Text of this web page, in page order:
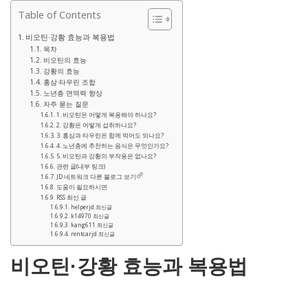
Table of Contents
비오틴·강황 효능과 복용법
목차
비오틴의 효능
강황의 효능
홍삼·타우린 조합
노년층 면역력 향상
자주 묻는 질문
1. 비오틴은 어떻게 복용해야 하나요?
2. 강황은 어떻게 섭취하나요?
3. 홍삼과 타우린은 함께 먹어도 되나요?
4. 노년층에 추천하는 음식은 무엇인가요?
5. 비오틴과 강황의 부작용은 없나요?
관련 글(내부 링크)
JD 네트워크 다른 블로그 보기
도움이 필요하시면
RSS 최신 글
helperjd 최신글
k14970 최신글
kang611 최신글
rentcarjd 최신글
비오틴·강황 효능과 복용법